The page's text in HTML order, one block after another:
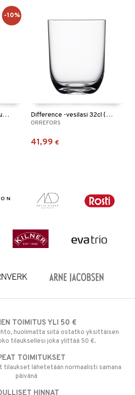
Difference Sweet -jälkiruokaviinilasi 22cl (18cl)
-10%
Difference -vesilasi 32cl (29cl)
ORREFORS
41,99 €
TOIMITUS YLI 50 €
huolimatta siitä ostatko yksittäisen
tilauksellesi joka ylittää 50 €.
TOIMITUKSET
tilaukset lähetetään normaalisti samana
päivänä